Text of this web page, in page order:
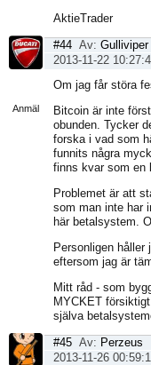
AktieTrader
Anmäl
#44 Av: Gulliviper
2013-11-22
Om jag får störa
Bitcoin är inte
obunden. Tycker
forska i vad som
funnits några
finns kvar som en
Problemet är att
som man inte har
här betalsystem.
Personligen
eftersom jag är
Mitt råd - som
MYCKET
själva
#45 Av: Perzeus
2013-11-26